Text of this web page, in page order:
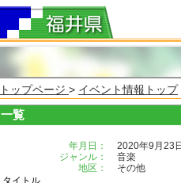
トップページ > イベント情報トップ
一覧
年月日：
2020年9月23日
ジャンル：
音楽
地区：
その他